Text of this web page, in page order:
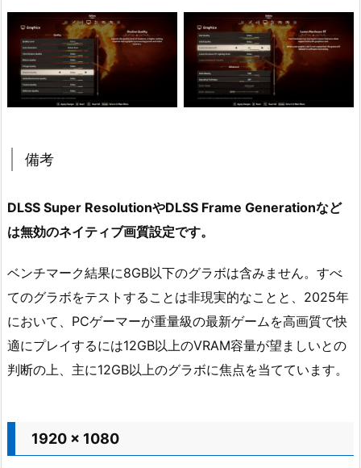
備考
DLSS Super ResolutionやDLSS Frame Generationなど
は無効のネイティブ画質設定です。
ベンチマーク結果に8GB以下のグラボは含みません。すべ
てのグラボをテストすることは非現実的なことと、2025年
において、PCゲーマーが重量級の最新ゲームを高画質で快
適にプレイするには12GB以上のVRAM容量が望ましいとの
判断の上、主に12GB以上のグラボに焦点を当てています。
1920 x 1080